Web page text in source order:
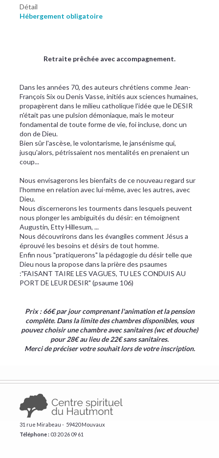
Détail
Hébergement obligatoire
Retraite prêchée avec accompagnement.
Dans les années 70, des auteurs chrétiens comme Jean-
François Six ou Denis Vasse, initiés aux sciences humaines,
propagèrent dans le milieu catholique l'idée que le DESIR
n'était pas une pulsion démoniaque, mais le moteur
fondamental de toute forme de vie, foi incluse, donc un
don de Dieu.
Bien sûr l'ascèse, le volontarisme, le jansénisme qui,
jusqu'alors, pétrissaient nos mentalités en prenaient un
coup...
Nous envisagerons les bienfaits de ce nouveau regard sur
l'homme en relation avec lui-même, avec les autres, avec
Dieu.
Nous discernerons les tourments dans lesquels peuvent
nous plonger les ambiguïtés du désir: en témoignent
Augustin, Etty Hillesum, ...
Nous découvrirons dans les évangiles comment Jésus a
éprouvé les besoins et désirs de tout homme.
Enfin nous "pratiquerons" la pédagogie du désir telle que
Dieu nous la propose dans la prière des psaumes
:"FAISANT TAIRE LES VAGUES, TU LES CONDUIS AU
PORT DE LEUR DESIR" (psaume 106)
Prix : 66€ par jour comprenant l'animation et la pension
complète. Dans la limite des chambres disponibles, vous
pouvez choisir une chambre avec sanitaires (wc et douche)
pour 28€ au lieu de 22€ sans sanitaires.
Merci de préciser votre souhait lors de votre inscription.
31 rue Mirabeau - 59420 Mouvaux
Téléphone : ​03 20 26 09 61